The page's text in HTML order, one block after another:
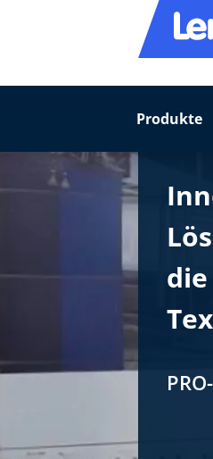
Produkte
die